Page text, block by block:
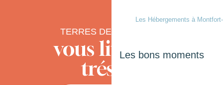
Les Hébergements à
Les bons moments
TERRES DE CHALOSSE
vous livre ses
trésors